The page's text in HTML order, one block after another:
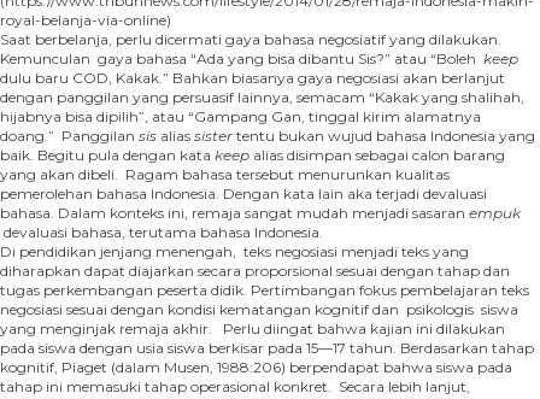
royal-belanja-via-online)
Saat berbelanja, perlu dicermati gaya bahasa negosiatif yang dilakukan.
Kemunculan gaya bahasa “Ada yang bisa dibantu Sis?” atau “Boleh keep
dulu baru COD, Kakak.” Bahkan biasanya gaya negosiasi akan berlanjut
dengan panggilan yang persuasif lainnya, semacam “Kakak yang shalihah,
hijabnya bisa dipilih”, atau “Gampang Gan, tinggal kirim alamatnya
doang.” Panggilan sis alias sister tentu bukan wujud bahasa Indonesia yang
baik. Begitu pula dengan kata keep alias disimpan sebagai calon barang
yang akan dibeli. Ragam bahasa tersebut menurunkan kualitas
pemerolehan bahasa Indonesia. Dengan kata lain aka terjadi devaluasi
bahasa. Dalam konteks ini, remaja sangat mudah menjadi sasaran empuk
devaluasi bahasa, terutama bahasa Indonesia.
Di pendidikan jenjang menengah, teks negosiasi menjadi teks yang
diharapkan dapat diajarkan secara proporsional sesuai dengan tahap dan
tugas perkembangan peserta didik. Pertimbangan fokus pembelajaran teks
negosiasi sesuai dengan kondisi kematangan kognitif dan psikologis siswa
yang menginjak remaja akhir. Perlu diingat bahwa kajian ini dilakukan
pada siswa dengan usia siswa berkisar pada 15—17 tahun. Berdasarkan tahap
kognitif, Piaget (dalam Musen, 1988:206) berpendapat bahwa siswa pada
tahap ini memasuki tahap operasional konkret. Secara lebih lanjut,